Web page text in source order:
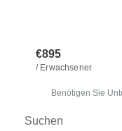
€895
/ Erwachsener
Benötigen Sie
Suchen